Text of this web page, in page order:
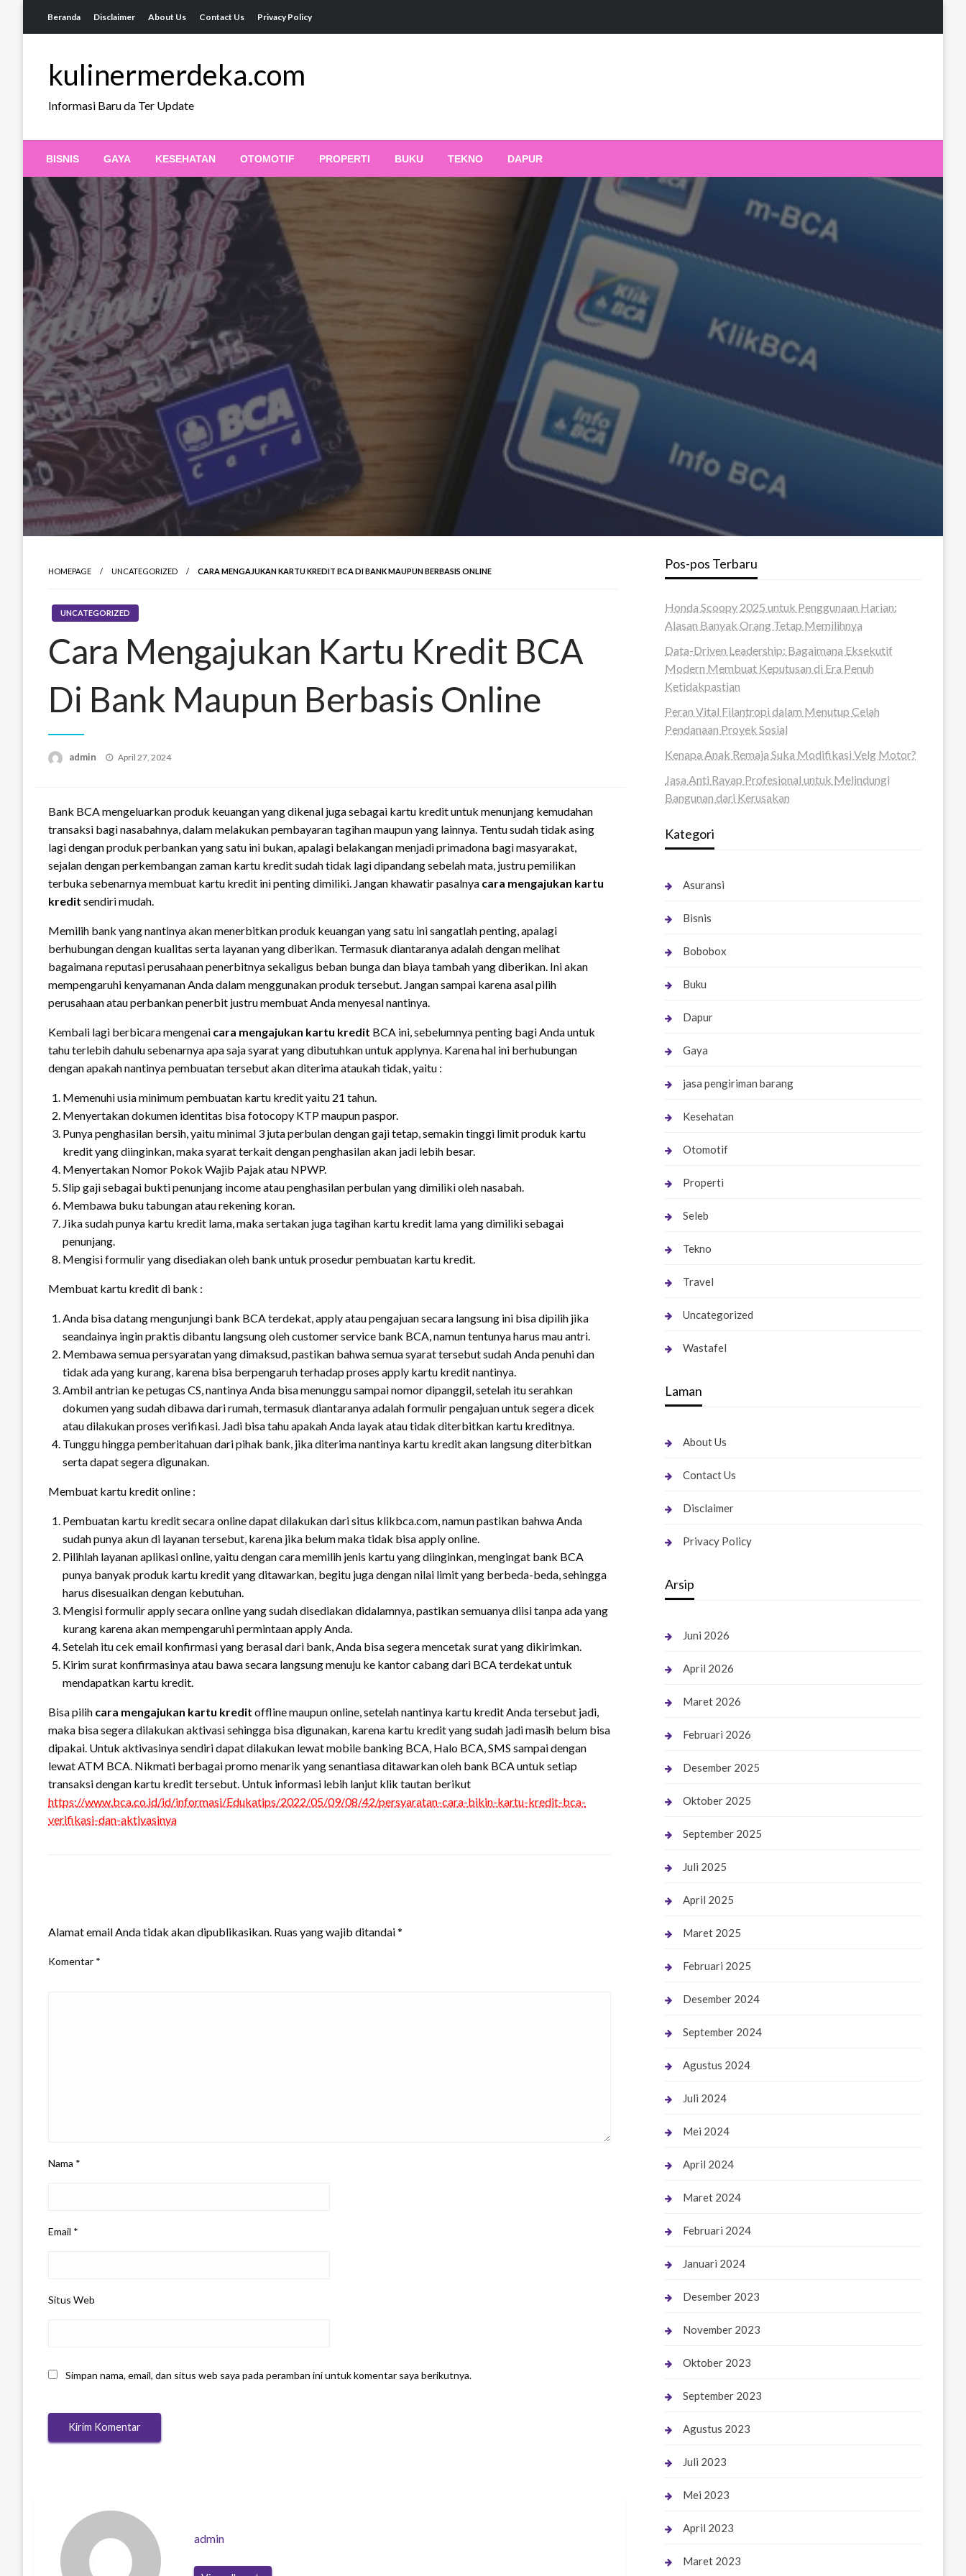
Beranda Disclaimer About Us Contact Us Privacy Policy
kulinermerdeka.com
Informasi Baru da Ter Update
BISNIS GAYA KESEHATAN OTOMOTIF PROPERTI BUKU TEKNO DAPUR
HOMEPAGE UNCATEGORIZED CARA MENGAJUKAN KARTU KREDIT BCA DI BANK MAUPUN BERBASIS ONLINE
UNCATEGORIZED
Cara Mengajukan Kartu Kredit BCA
Di Bank Maupun Berbasis Online
admin
Posted
April 27, 2024
Bank BCA mengeluarkan produk keuangan yang dikenal juga sebagai kartu kredit untuk menunjang kemudahan
transaksi bagi nasabahnya, dalam melakukan pembayaran tagihan maupun yang lainnya. Tentu sudah tidak asing
lagi dengan produk perbankan yang satu ini bukan, apalagi belakangan menjadi primadona bagi masyarakat,
sejalan dengan perkembangan zaman kartu kredit sudah tidak lagi dipandang sebelah mata, justru pemilikan
terbuka sebenarnya membuat kartu kredit ini penting dimiliki. Jangan khawatir pasalnya cara mengajukan kartu
kredit sendiri mudah.
Memilih bank yang nantinya akan menerbitkan produk keuangan yang satu ini sangatlah penting, apalagi
berhubungan dengan kualitas serta layanan yang diberikan. Termasuk diantaranya adalah dengan melihat
bagaimana reputasi perusahaan penerbitnya sekaligus beban bunga dan biaya tambah yang diberikan. Ini akan
mempengaruhi kenyamanan Anda dalam menggunakan produk tersebut. Jangan sampai karena asal pilih
perusahaan atau perbankan penerbit justru membuat Anda menyesal nantinya.
Kembali lagi berbicara mengenai cara mengajukan kartu kredit BCA ini, sebelumnya penting bagi Anda untuk
tahu terlebih dahulu sebenarnya apa saja syarat yang dibutuhkan untuk applynya. Karena hal ini berhubungan
dengan apakah nantinya pembuatan tersebut akan diterima ataukah tidak, yaitu :
Memenuhi usia minimum pembuatan kartu kredit yaitu 21 tahun.
Menyertakan dokumen identitas bisa fotocopy KTP maupun paspor.
Punya penghasilan bersih, yaitu minimal 3 juta perbulan dengan gaji tetap, semakin tinggi limit produk kartu
kredit yang diinginkan, maka syarat terkait dengan penghasilan akan jadi lebih besar.
Menyertakan Nomor Pokok Wajib Pajak atau NPWP.
Slip gaji sebagai bukti penunjang income atau penghasilan perbulan yang dimiliki oleh nasabah.
Membawa buku tabungan atau rekening koran.
Jika sudah punya kartu kredit lama, maka sertakan juga tagihan kartu kredit lama yang dimiliki sebagai
penunjang.
Mengisi formulir yang disediakan oleh bank untuk prosedur pembuatan kartu kredit.
Membuat kartu kredit di bank :
Anda bisa datang mengunjungi bank BCA terdekat, apply atau pengajuan secara langsung ini bisa dipilih jika
seandainya ingin praktis dibantu langsung oleh customer service bank BCA, namun tentunya harus mau antri.
Membawa semua persyaratan yang dimaksud, pastikan bahwa semua syarat tersebut sudah Anda penuhi dan
tidak ada yang kurang, karena bisa berpengaruh terhadap proses apply kartu kredit nantinya.
Ambil antrian ke petugas CS, nantinya Anda bisa menunggu sampai nomor dipanggil, setelah itu serahkan
dokumen yang sudah dibawa dari rumah, termasuk diantaranya adalah formulir pengajuan untuk segera dicek
atau dilakukan proses verifikasi. Jadi bisa tahu apakah Anda layak atau tidak diterbitkan kartu kreditnya.
Tunggu hingga pemberitahuan dari pihak bank, jika diterima nantinya kartu kredit akan langsung diterbitkan
serta dapat segera digunakan.
Membuat kartu kredit online :
Pembuatan kartu kredit secara online dapat dilakukan dari situs klikbca.com, namun pastikan bahwa Anda
sudah punya akun di layanan tersebut, karena jika belum maka tidak bisa apply online.
Pilihlah layanan aplikasi online, yaitu dengan cara memilih jenis kartu yang diinginkan, mengingat bank BCA
punya banyak produk kartu kredit yang ditawarkan, begitu juga dengan nilai limit yang berbeda-beda, sehingga
harus disesuaikan dengan kebutuhan.
Mengisi formulir apply secara online yang sudah disediakan didalamnya, pastikan semuanya diisi tanpa ada yang
kurang karena akan mempengaruhi permintaan apply Anda.
Setelah itu cek email konfirmasi yang berasal dari bank, Anda bisa segera mencetak surat yang dikirimkan.
Kirim surat konfirmasinya atau bawa secara langsung menuju ke kantor cabang dari BCA terdekat untuk
mendapatkan kartu kredit.
Bisa pilih cara mengajukan kartu kredit offline maupun online, setelah nantinya kartu kredit Anda tersebut jadi,
maka bisa segera dilakukan aktivasi sehingga bisa digunakan, karena kartu kredit yang sudah jadi masih belum bisa
dipakai. Untuk aktivasinya sendiri dapat dilakukan lewat mobile banking BCA, Halo BCA, SMS sampai dengan
lewat ATM BCA. Nikmati berbagai promo menarik yang senantiasa ditawarkan oleh bank BCA untuk setiap
transaksi dengan kartu kredit tersebut. Untuk informasi lebih lanjut klik tautan berikut
https://www.bca.co.id/id/informasi/Edukatips/2022/05/09/08/42/persyaratan-cara-bikin-kartu-kredit-bca-
verifikasi-dan-aktivasinya
Alamat email Anda tidak akan dipublikasikan. Ruas yang wajib ditandai*
Komentar *
Nama *
Email *
Situs Web
Simpan nama, email, dan situs web saya pada peramban ini untuk komentar saya berikutnya.
admin
Pos-pos Terbaru
Honda Scoopy 2025 untuk Penggunaan Harian:
Alasan Banyak Orang Tetap Memilihnya
Data-Driven Leadership: Bagaimana Eksekutif
Modern Membuat Keputusan di Era Penuh
Ketidakpastian
Peran Vital Filantropi dalam Menutup Celah
Pendanaan Proyek Sosial
Kenapa Anak Remaja Suka Modifikasi Velg Motor?
Jasa Anti Rayap Profesional untuk Melindungi
Bangunan dari Kerusakan
Kategori
Asuransi
Bisnis
Bobobox
Buku
Dapur
Gaya
jasa pengiriman barang
Kesehatan
Otomotif
Properti
Seleb
Tekno
Travel
Uncategorized
Wastafel
Laman
About Us
Contact Us
Disclaimer
Privacy Policy
Arsip
Juni 2026
April 2026
Maret 2026
Februari 2026
Desember 2025
Oktober 2025
September 2025
Juli 2025
April 2025
Maret 2025
Februari 2025
Desember 2024
September 2024
Agustus 2024
Juli 2024
Mei 2024
April 2024
Maret 2024
Februari 2024
Januari 2024
Desember 2023
November 2023
Oktober 2023
September 2023
Agustus 2023
Juli 2023
Mei 2023
April 2023
Maret 2023